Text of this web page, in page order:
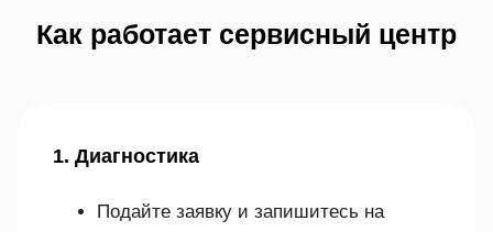
Как работает сервисный центр
1. Диагностика
Подайте заявку и запишитесь на